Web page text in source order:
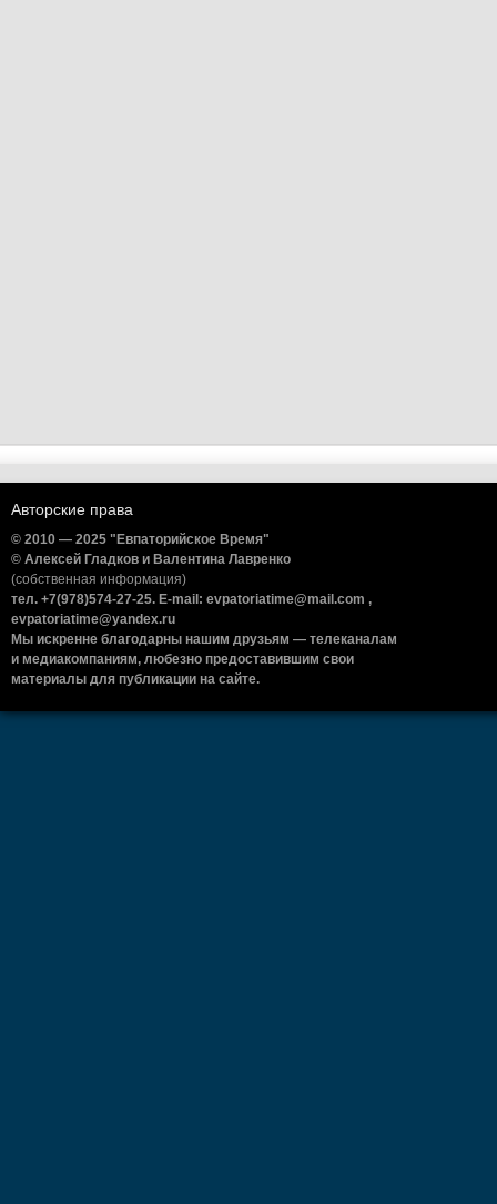
Авторские права
© 2010 — 2025 "Евпаторийское Время"
© Алексей Гладков и Валентина Лавренко
(собственная информация)
тел. +7(978)574-27-25. E-mail: evpatoriatime@mail.com ,
evpatoriatime@yandex.ru
Мы искренне благодарны нашим друзьям — телеканалам
и медиакомпаниям, любезно предоставившим свои
материалы для публикации на сайте.